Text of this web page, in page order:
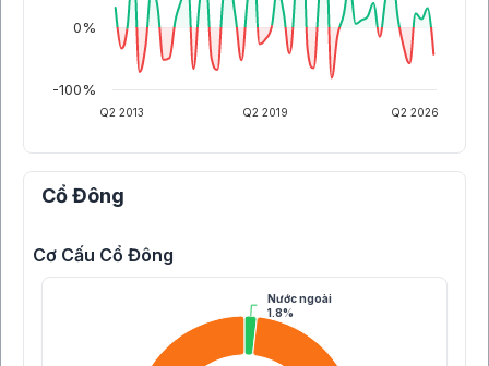
Q2 2013 Q2 2019 Q2 2026
-100%
0%
Cổ Đông
Cơ Cấu Cổ Đông
Nước ngoài
1.8%